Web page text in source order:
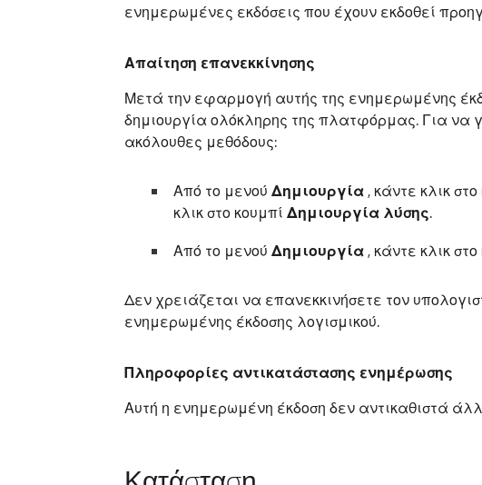
ενημερωμένες εκδόσεις που έχουν εκδοθεί
Απαίτηση επανεκκίνησης
Μετά την εφαρμογή αυτής της ενημερωμένης
δημιουργία ολόκληρης της πλατφόρμας. Για να
ακόλουθες μεθόδους:
Από το μενού Δημιουργία, κάντε κλικ στο
κλικ στο κουμπί Δημιουργία λύσης.
Από το μενού Δημιουργία, κάντε κλικ στο
Δεν χρειάζεται να επανεκκινήσετε τον
ενημερωμένης έκδοσης λογισμικού.
Πληροφορίες αντικατάστασης ενημέρωσης
Αυτή η ενημερωμένη έκδοση δεν αντικαθιστά